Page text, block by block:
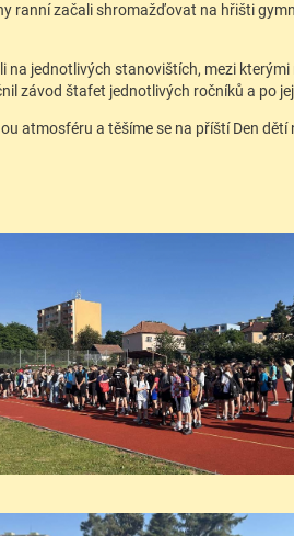
ranní začali shromažďovat na hřišti
na jednotlivých stanovištích, mezi
závod štafet jednotlivých ročníků a po
atmosféru a těšíme se na příští Den dětí